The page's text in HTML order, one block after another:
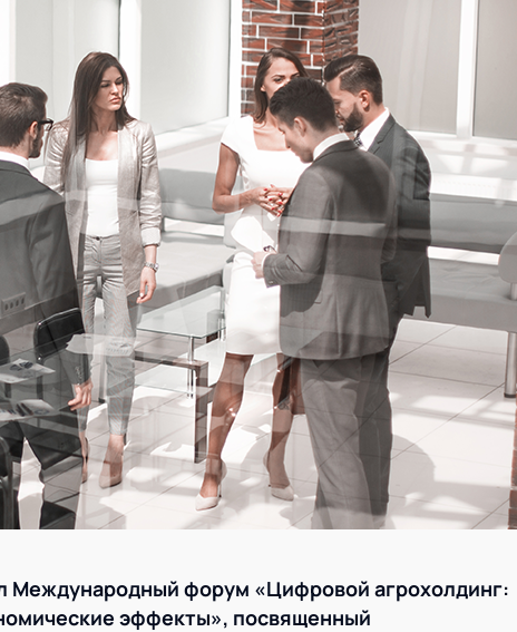
Академия
Предложение для учебных
заведений
База знаний
База знаний
Международный форум «Цифровой агрохолдинг:
эффекты», посвященный